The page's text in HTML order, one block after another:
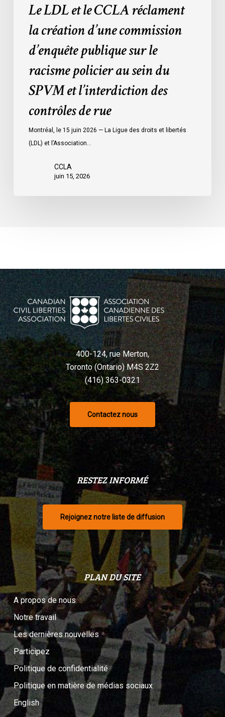
racisme
SPVM
contrôles
Le LDL et le CCLA réclament
la création d’une commission
d’enquête publique sur le
racisme policier au sein du
SPVM et l’interdiction des
contrôles de rue
Montréal, le 15 juin 2026 — La Ligue des droits et libertés
(LDL) et l’Association…
CCLA
juin 15, 2026
400-124, rue Merton,
Toronto (Ontario) M4S 2Z2
(416) 363-0321
Contactez nous
RESTEZ INFORMÉ
Rejoignez notre liste de diffusion
PLAN DU SITE
A propos de nous
Notre travail
Les dernières nouvelles
Participez
Politique de confidentialité
Politique en matière de médias sociaux
English